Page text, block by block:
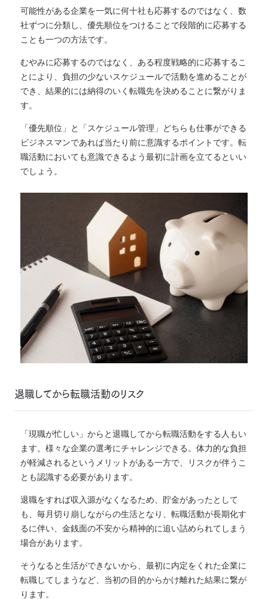
可能性がある企業を一気に何十社も応募するのではなく、数
社ずつに分類し、優先順位をつけることで段階的に応募する
ことも一つの方法です。
むやみに応募するのではなく、ある程度戦略的に応募するこ
とにより、負担の少ないスケジュールで活動を進めることが
でき、結果的には納得のいく転職先を決めることに繋がりま
す。
「優先順位」と「スケジュール管理」どちらも仕事ができる
ビジネスマンであれば当たり前に意識するポイントです。転
職活動においても意識できるよう最初に計画を立てるといい
でしょう。
退職してから転職活動のリスク
「現職が忙しい」からと退職してから転職活動をする人もい
ます。様々な企業の選考にチャレンジできる。体力的な負担
が軽減されるというメリットがある一方で、リスクが伴うこ
とも認識する必要があります。
退職をすれば収入源がなくなるため、貯金があったとして
も、毎月切り崩しながらの生活となり、転職活動が長期化す
るに伴い、金銭面の不安から精神的に追い詰められてしまう
場合があります。
そうなると生活ができないから、最初に内定をくれた企業に
転職してしまうなど、当初の目的からかけ離れた結果に繋が
ります。